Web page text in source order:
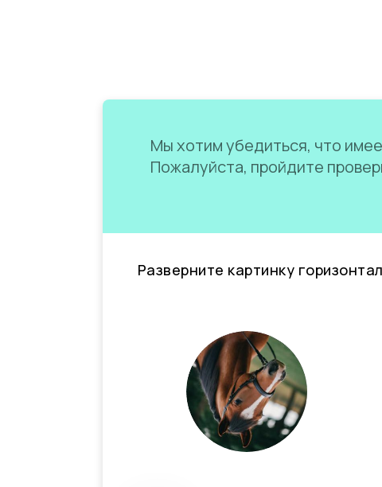
Мы хотим убедиться, что
Пожалуйста, пройдите
Разверните картинку